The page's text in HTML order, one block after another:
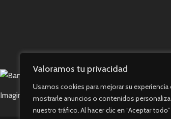
Valoramos tu privacidad
Usamos cookies para mejorar su experiencia
mostrarle anuncios o contenidos
nuestro tráfico. Al hacer clic en “Aceptar
Imagine Square © 2023. Todos los derechos